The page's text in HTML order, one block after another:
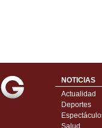
NOTICIAS
Actualidad
Deportes
Salud